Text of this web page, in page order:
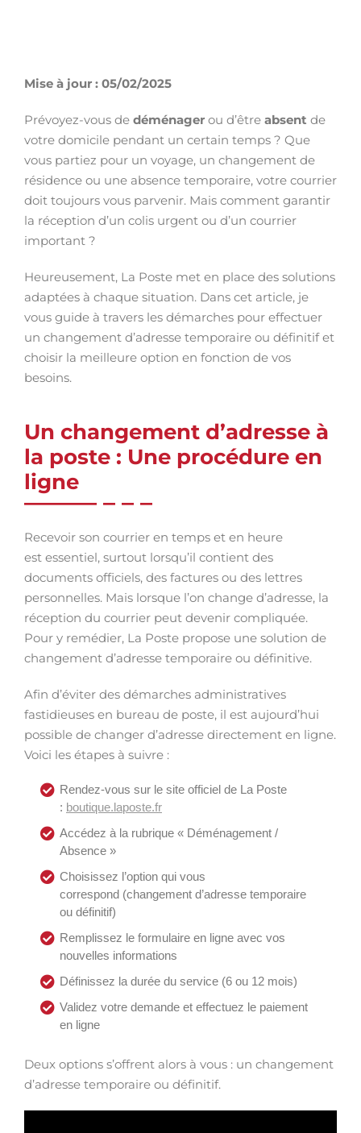
Mise à jour : 05/02/2025
Prévoyez-vous de déménager ou d’être absent de
votre domicile pendant un certain temps ? Que
vous partiez pour un voyage, un changement de
résidence ou une absence temporaire, votre courrier
doit toujours vous parvenir. Mais comment garantir
la réception d’un colis urgent ou d’un courrier
important ?
Heureusement, La Poste met en place des solutions
adaptées à chaque situation. Dans cet article, je
vous guide à travers les démarches pour effectuer
un changement d’adresse temporaire ou définitif et
choisir la meilleure option en fonction de vos
besoins.
Un changement d’adresse à
la poste : Une procédure en
ligne
Recevoir son courrier en temps et en heure
est essentiel, surtout lorsqu’il contient des
documents officiels, des factures ou des lettres
personnelles. Mais lorsque l’on change d’adresse, la
réception du courrier peut devenir compliquée.
Pour y remédier, La Poste propose une solution de
changement d’adresse temporaire ou définitive.
Afin d’éviter des démarches administratives
fastidieuses en bureau de poste, il est aujourd’hui
possible de changer d’adresse directement en ligne.
Voici les étapes à suivre :
Rendez-vous sur le site officiel de La Poste
: boutique.laposte.fr
Accédez à la rubrique « Déménagement /
Absence »
Choisissez l’option qui vous
correspond (changement d’adresse temporaire
ou définitif)
Remplissez le formulaire en ligne avec vos
nouvelles informations
Définissez la durée du service (6 ou 12 mois)
Validez votre demande et effectuez le paiement
en ligne
Deux options s’offrent alors à vous : un changement
d’adresse temporaire ou définitif.